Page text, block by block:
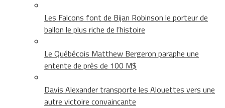
Les Falcons font de Bijan Robinson le porteur de
ballon le plus riche de l’histoire
Le Québécois Matthew Bergeron paraphe une
entente de près de 100 M$
Davis Alexander transporte les Alouettes vers une
autre victoire convaincante